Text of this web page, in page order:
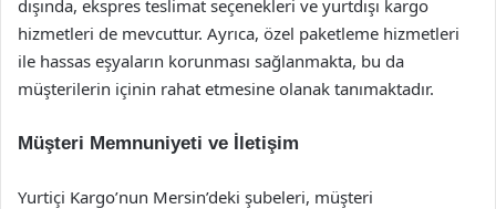
dışında, ekspres teslimat seçenekleri ve yurtdışı kargo
hizmetleri de mevcuttur. Ayrıca, özel paketleme hizmetleri
ile hassas eşyaların korunması sağlanmakta, bu da
müşterilerin içinin rahat etmesine olanak tanımaktadır.
Müşteri Memnuniyeti ve İletişim
Yurtiçi Kargo’nun Mersin’deki şubeleri, müşteri